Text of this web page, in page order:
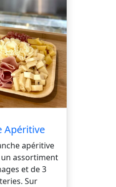
Apéritive
apéritive
assortiment
et de 3
Sur